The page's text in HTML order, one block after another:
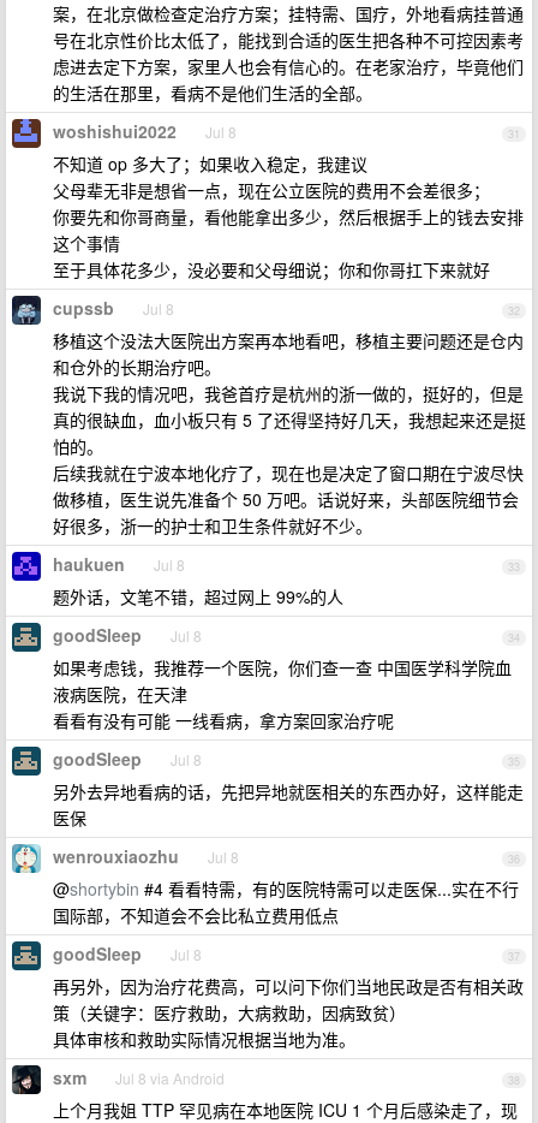
案，在北京做检查定治疗方案；挂特需、国疗，外地看病挂普通
号在北京性价比太低了，能找到合适的医生把各种不可控因素考
虑进去定下方案，家里人也会有信心的。在老家治疗，毕竟他们
的生活在那里，看病不是他们生活的全部。
31
woshishui2022 Jul 8
不知道 op 多大了；如果收入稳定，我建议
父母辈无非是想省一点，现在公立医院的费用不会差很多；
你要先和你哥商量，看他能拿出多少，然后根据手上的钱去安排
这个事情
至于具体花多少，没必要和父母细说；你和你哥扛下来就好
32
cupssb Jul 8
移植这个没法大医院出方案再本地看吧，移植主要问题还是仓内
和仓外的长期治疗吧。
我说下我的情况吧，我爸首疗是杭州的浙一做的，挺好的，但是
真的很缺血，血小板只有 5 了还得坚持好几天，我想起来还是挺
怕的。
后续我就在宁波本地化疗了，现在也是决定了窗口期在宁波尽快
做移植，医生说先准备个 50 万吧。话说好来，头部医院细节会
好很多，浙一的护士和卫生条件就好不少。
33
haukuen Jul 8
题外话，文笔不错，超过网上 99%的人
34
goodSleep Jul 8
如果考虑钱，我推荐一个医院，你们查一查 中国医学科学院血
液病医院，在天津
看看有没有可能 一线看病，拿方案回家治疗呢
35
goodSleep Jul 8
另外去异地看病的话，先把异地就医相关的东西办好，这样能走
医保
36
wenrouxiaozhu Jul 8
@shortybin #4 看看特需，有的医院特需可以走医保...实在不行
国际部，不知道会不会比私立费用低点
37
goodSleep Jul 8
再另外，因为治疗花费高，可以问下你们当地民政是否有相关政
策（关键字：医疗救助，大病救助，因病致贫）
具体审核和救助实际情况根据当地为准。
38
sxm Jul 8 via Android
上个月我姐 TTP 罕见病在本地医院 ICU 1 个月后感染走了，现